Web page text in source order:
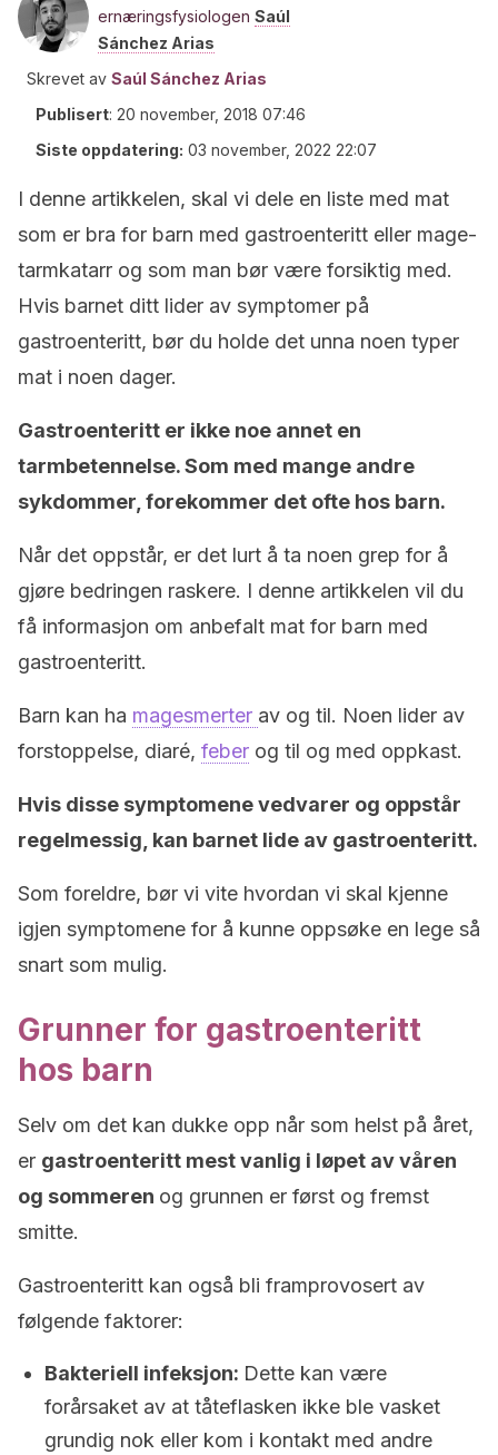
ernæringsfysiologen Saúl
Sánchez Arias
Skrevet av Saúl Sánchez Arias
Publisert: 20 november, 2018 07:46
Siste oppdatering: 03 november, 2022 22:07
I denne artikkelen, skal vi dele en liste med mat
som er bra for barn med gastroenteritt eller mage-
tarmkatarr og som man bør være forsiktig med.
Hvis barnet ditt lider av symptomer på
gastroenteritt, bør du holde det unna noen typer
mat i noen dager.
Gastroenteritt er ikke noe annet en
tarmbetennelse. Som med mange andre
sykdommer, forekommer det ofte hos barn.
Når det oppstår, er det lurt å ta noen grep for å
gjøre bedringen raskere. I denne artikkelen vil du
få informasjon om anbefalt mat for barn med
gastroenteritt.
Barn kan ha magesmerter av og til. Noen lider av
forstoppelse, diaré, feber og til og med oppkast.
Hvis disse symptomene vedvarer og oppstår
regelmessig, kan barnet lide av gastroenteritt.
Som foreldre, bør vi vite hvordan vi skal kjenne
igjen symptomene for å kunne oppsøke en lege så
snart som mulig.
Grunner for gastroenteritt
hos barn
Selv om det kan dukke opp når som helst på året,
er gastroenteritt mest vanlig i løpet av våren
og sommeren og grunnen er først og fremst
smitte.
Gastroenteritt kan også bli framprovosert av
følgende faktorer:
Bakteriell infeksjon: Dette kan være
forårsaket av at tåteflasken ikke ble vasket
grundig nok eller kom i kontakt med andre